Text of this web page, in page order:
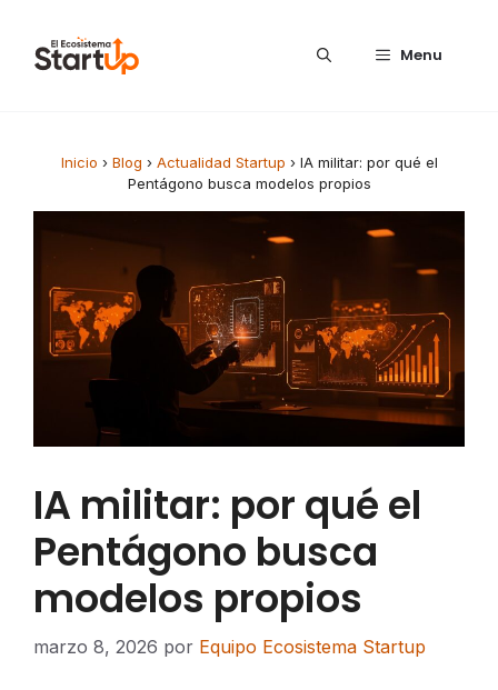
Menu
Inicio › Blog › Actualidad Startup › IA militar: por qué el
Pentágono busca modelos propios
IA militar: por qué el
Pentágono busca
modelos propios
marzo 8, 2026 por Equipo Ecosistema Startup